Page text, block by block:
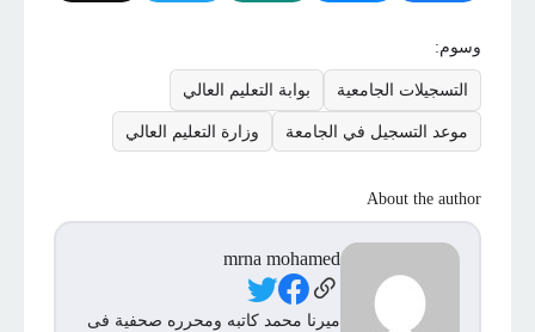
وسوم:
التسجيلات الجامعية بوابة التعليم العالي
موعد التسجيل في الجامعة وزارة التعليم العالي
About the author
mrna mohamed
Social Links
ميرنا محمد كاتبه ومحرره صحفية فى